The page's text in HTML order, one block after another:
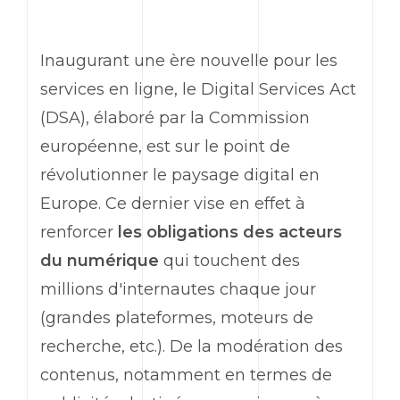
Inaugurant une ère nouvelle pour les
services en ligne, le Digital Services Act
(DSA), élaboré par la Commission
européenne, est sur le point de
révolutionner le paysage digital en
Europe. Ce dernier vise en effet à
renforcer les obligations des acteurs
du numérique qui touchent des
millions d'internautes chaque jour
(grandes plateformes, moteurs de
recherche, etc.). De la modération des
contenus, notamment en termes de